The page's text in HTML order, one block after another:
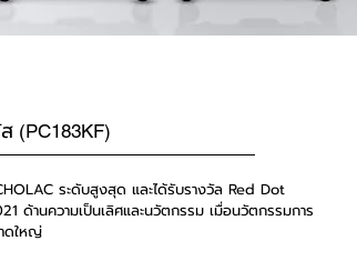
(PC183KF)
ระดับสูงสุด และได้รับรางวัล Red Dot
ด้านความเป็นเลิศและนวัตกรรม เมื่อนวัตกรรมการ
ดใหญ่